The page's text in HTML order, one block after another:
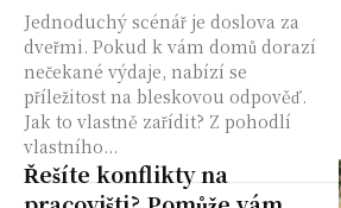
Jednoduchý scénář je doslova za
dveřmi. Pokud k vám domů dorazí
nečekané výdaje, nabízí se
příležitost na bleskovou odpověď.
Jak to vlastně zařídit? Z pohodlí
vlastního...
Řešíte konflikty na